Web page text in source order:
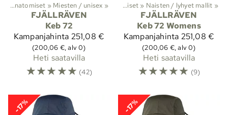
Anatomiset ‪» Miesten / unisex ‪»
FJÄLLRÄVEN
Keb 72
Kampanjahinta 251,08 €
(200,06 €, alv 0)
Heti saatavilla
☆☆☆☆☆ (42)
‪»Reput ja laukut‪»Rinkat‪» Anatomiset ‪» Naisten / lyhyet mallit ‪»
FJÄLLRÄVEN
Keb 72 Womens
Kampanjahinta 251,08 €
(200,06 €, alv 0)
Heti saatavilla
☆☆☆☆☆ (9)
-17% -17%